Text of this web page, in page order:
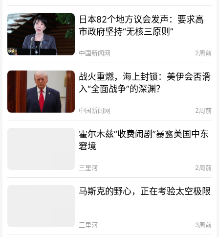
日本82个地方议会发声：要求高
市政府坚持“无核三原则”
中国新闻网 2周前
战火重燃，海上封锁：美伊会否滑
入“全面战争”的深渊？
中国新闻网 2周前
霍尔木兹“收费闹剧”暴露美国中东
窘境
三里河 2周前
马斯克的野心，正在考验太空极限
三里河 3周前